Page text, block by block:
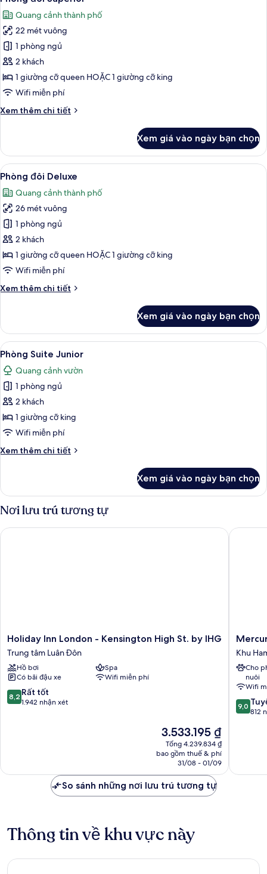
tiện
nghi
đơn
giản
tất
cả
ảnh
Phòng
đôi
Superior
Quang cảnh thành phố
22 mét vuông
1 phòng ngủ
2 khách
1 giường cỡ queen HOẶC 1 giường cỡ king
Wifi miễn phí
Xem thêm chi tiết
Chi
Phòng
đôi
Superior
Xem giá vào ngày bạn chọn
Xem
tất
cả
ảnh
Phòng
đôi
Deluxe
Phòng đôi Deluxe | Bộ đồ giường
9
Phòng đôi Deluxe
Quang cảnh thành phố
26 mét vuông
1 phòng ngủ
2 khách
1 giường cỡ queen HOẶC 1 giường cỡ king
Wifi miễn phí
Xem thêm chi tiết
Chi
Phòng
đôi
Deluxe
Xem giá vào ngày bạn chọn
Xem
tất
cả
ảnh
Phòng
Suite
Junior
Phòng Suite Junior | Bộ đồ giường
7
Phòng Suite Junior
Quang cảnh vườn
1 phòng ngủ
2 khách
1 giường cỡ king
Wifi miễn phí
Xem thêm chi tiết
Chi
Phòng
Junior
Xem giá vào ngày bạn chọn
Nơi lưu trú tương tự
Holiday
Inn
London
-
Kensington
High
St.
Holiday Inn London - Kensington High St. by IHG
Trung tâm Luân Đôn
Hồ bơi
Spa
Có bãi đậu xe
Wifi miễn phí
8.2
trên
8,2 Rất tốt
1.942 nhận xét
Giá
hiện
tại
3.533.195 ₫
3.533.195 ₫
Tổng 4.239.834 ₫
bao gồm thuế & phí
31/08 - 01/09
Holiday Inn London - Kensington High St. by IHG
Mercure
London
Earls
Court
Khu
và
Fulham
Khu
Cho
nuôi
Wifi
9.0
trên
xét
9,0
812
So sánh những nơi lưu trú tương tự
Thông tin về khu vực này